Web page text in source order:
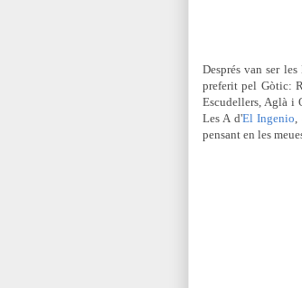
Després van ser
preferit pel Gòtic:
Escudellers, Aglà i
Les A d'El Ingenio,
pensant en les